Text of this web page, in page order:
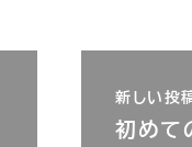
新しい投
初めて